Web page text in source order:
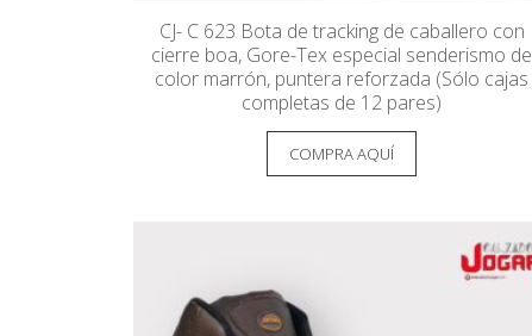
CJ- C 623 Bota de tracking de caballero con
cierre boa, Gore-Tex especial senderismo de
color marrón, puntera reforzada (Sólo cajas
completas de 12 pares)
COMPRA AQUÍ